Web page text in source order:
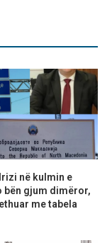
në kulmin e
bën gjum dimëror,
me tabela